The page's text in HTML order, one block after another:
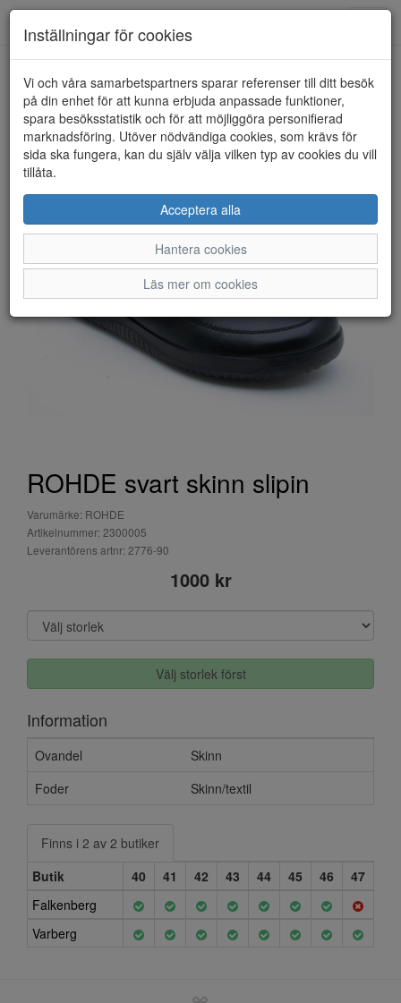
HEM ROHDE
ROHDE svart skinn slipin
Varumärke: ROHDE
Artikelnummer: 2300005
Leverantörens artnr: 2776-90
1000 kr
Välj storlek först
Information
Ovandel
Skinn
Foder
Skinn/textil
Finns i 2 av 2 butiker
Butik
40 41 42 43 44 45 46
47
Falkenberg
Varberg
Inställningar för cookies
Vi och våra samarbetspartners sparar referenser till ditt besök
på din enhet för att kunna erbjuda anpassade funktioner,
spara besöksstatistik och för att möjliggöra personifierad
marknadsföring. Utöver nödvändiga cookies, som krävs för
sida ska fungera, kan du själv välja vilken typ av cookies du vill
tillåta.
Acceptera alla
Hantera cookies
Läs mer om cookies